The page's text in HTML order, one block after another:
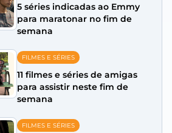
5 séries indicadas ao Emmy
para maratonar no fim de
semana
FILMES E SÉRIES
11 filmes e séries de amigas
para assistir neste fim de
semana
FILMES E SÉRIES